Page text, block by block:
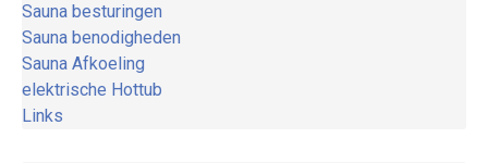
Sauna besturingen
Sauna benodigheden
Sauna Afkoeling
elektrische Hottub
Links